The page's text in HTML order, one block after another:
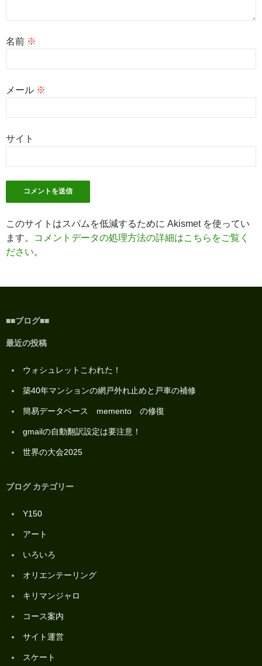
名前 ※
メール ※
サイト
このサイトはスパムを低減するために Akismet を使ってい
ます。
コメントデータの処理方法の詳細はこちらをご覧く
ださい。
■■ブログ■■
最近の投稿
ウォシュレットこわれた！
築40年マンションの網戸外れ止めと戸車の補修
簡易データベース memento の修復
gmailの自動翻訳設定は要注意！
世界の大会2025
ブログ カテゴリー
Y150
アート
いろいろ
オリエンテーリング
キリマンジャロ
コース案内
サイト運営
スケート